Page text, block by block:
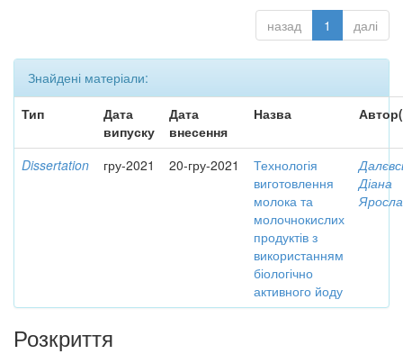
назад 1 далі
Знайдені матеріали:
Тип
Дата
випуску
Дата
внесення
Назва
Dissertation гру-2021 20-гру-2021
Технологія
виготовлення
молока та
молочнокислих
продуктів з
використанням
біологічно
активного йоду
Діана
Розкриття